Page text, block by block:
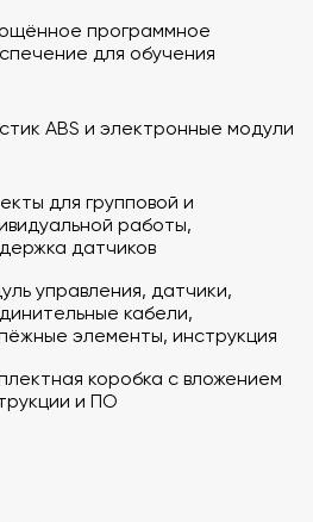
программное
для обучения
ABS и электронные модули
для групповой и
работы,
датчиков
управления, датчики,
кабели,
элементы, инструкция
коробка с вложением
и ПО